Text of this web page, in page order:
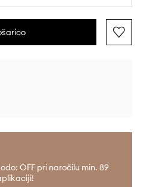
OFF pri naročilu min. 89